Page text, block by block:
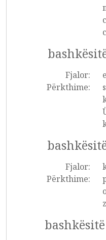
Fjalor:
Përkthime:
Fjalor:
Përkthime: